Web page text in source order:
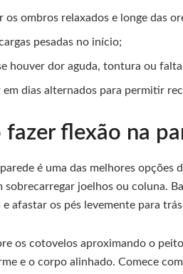
os ombros relaxados e longe das
pesadas no início;
houver dor aguda, tontura ou
em dias alternados para permitir
fazer flexão na
é uma das melhores
sobrecarregar joelhos ou coluna.
afastar os pés levemente para
os cotovelos aproximando o
e o corpo alinhado. Comece